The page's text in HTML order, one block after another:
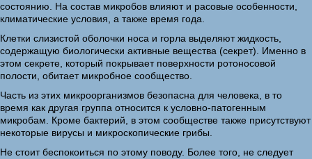
состоянию. На состав микробов влияют и расовые особенности,
климатические условия, а также время года.
Клетки слизистой оболочки носа и горла выделяют жидкость,
содержащую биологически активные вещества (секрет). Именно в
этом секрете, который покрывает поверхности ротоносовой
полости, обитает микробное сообщество.
Часть из этих микроорганизмов безопасна для человека, в то
время как другая группа относится к условно-патогенным
микробам. Кроме бактерий, в этом сообществе также присутствуют
некоторые вирусы и микроскопические грибы.
Не стоит беспокоиться по этому поводу. Более того, не следует